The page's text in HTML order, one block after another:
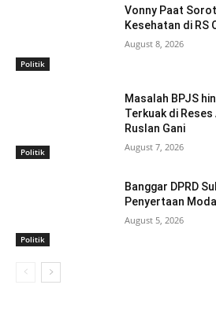
Politik
Vonny Paat
Kesehatan di RS
August 8, 2026
Politik
Masalah BPJS
Terkuak di Reses
Ruslan Gani
August 7, 2026
Politik
Banggar DPRD
Penyertaan
August 5, 2026